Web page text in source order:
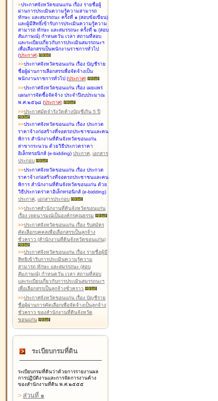
>ประกาศจังหวัดขอนแก่น เรื่อง รายชื่อผู้
ผ่านการประเมินความรู้ความสามารถ
ทักษะ และสมรรถนะ ครั้งที่ ๑ (สอบข้อเขียน)
และผู้มีสิทธิ์เข้ารับการประเมินความรู้ความ
สามารถ ทักษะ และสมรรถนะ ครั้งที่ ๒ (สอบ
สัมภาษณ์) กำหนดวัน เวลา สถานที่สอบ
และระเบียบเกี่ยวกับการประเมินสมรรถนะฯ
เพื่อเลือกสรรเป็นพนักงานราชการทั่วไป
(ประกาศ)
>>ประกาศจังหวัดขอนแก่น เรื่อง บัญชีราย
ชื่อผู้ผ่านการเลือกสรรเพื่อจัดจ้างเป็น
พนักงานราชการทั่วไป (ประกาศ)
>>ประกาศจังหวัดขอนแก่น เรื่อง เผยแพร่
แผนการจัดซื้อจัดจ้าง ประจำปีงบประมาณ
พ.ศ.๒๕๖๘ (ประกาศ)
>>ประกาศมัดจำรังวัดค้างบัญชีเกิน 5 ปี
>>ประกาศจังหวัดขอนแก่น เรื่อง ประกวด
ราคาจ้างก่อสร้างที่จอดรถประชาชนและคน
พิการ สำนักงานที่ดินจังหวัดขอนแก่น
สาขากระนวน ด้วยวิธีประกวดราคา
อิเล็กทรอนิกส์ (e-bidding) ประกาศ, เอกสาร
ประกอบ
>>ประกาศจังหวัดขอนแก่น เรื่อง ประกวด
ราคาจ้างก่อสร้างที่จอดรถประชาชนและคน
พิการ สำนักงานที่ดินจังหวัดขอนแก่น ด้วย
วิธีประกวดราคาอิเล็กทรอนิกส์ (e-bidding)
ประกาศ, เอกสารประกอบ
>>ประกาศสำนักงานที่ดินจังหวัดขอนแก่น
เรื่อง เจตนารมณ์เป็นองค์กรคุณธรรม
>>ประกาศจังหวัดขอนแก่น เรื่อง รับสมัคร
คัดเลือกบุคคลเพื่อเลือกสรรเป็นลูกจ้าง
ชั่วคราว (สำนักงานที่ดินจังหวัดขอนแก่น)
>>ประกาศจังหวัดขอนแก่น เรื่อง รายชื่อผู้มี
สิทธิเข้ารับการประเมินความรู้ความ
สามารถ ทักษะ และสมรรถนะ (สอบ
สัมภาษณ์) กำหนดวัน เวลา สถานที่สอบ
และระเบียบเกี่ยวกับการประเมินสมรรถนะฯ
เพื่อเลือกสรรเป็นลูกจ้างชั่วคราว
>>ประกาศจังหวัดขอนแก่น เรื่อง บัญชีราย
ชื่อผู้ผ่านการคัดเลือกเพื่อจัดจ้างเป็นลูกจ้าง
ชั่วคราว ของสำนักงานที่ดินจังหวัด
ขอนแก่น
ระเบียบกรมที่ดิน
ระเบียบกรมที่ดินว่าด้วยการรายงานผล
การปฏิบัติงานและการจัดการงานค้าง
ของสำนักงานที่ดิน พ.ศ.๒๕๕๕
> ส่วนที่ ๑